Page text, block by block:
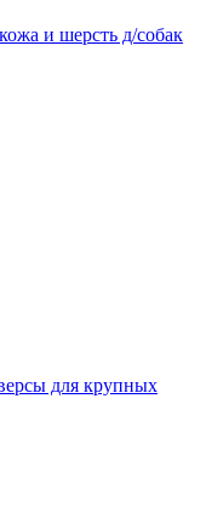
и шерсть д/собак
для крупных